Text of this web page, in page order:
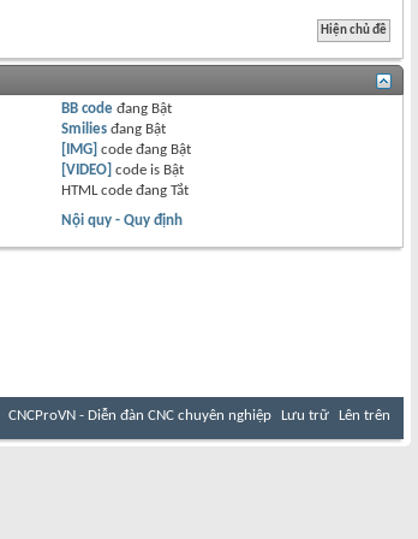
BB code đang Bật
Smilies đang Bật
[IMG] code đang Bật
[VIDEO] code is Bật
HTML code đangTắt
Nội quy - Quy định
CNCProVN - Diễn đàn CNC chuyên nghiệp Lưu trữ Lên trên